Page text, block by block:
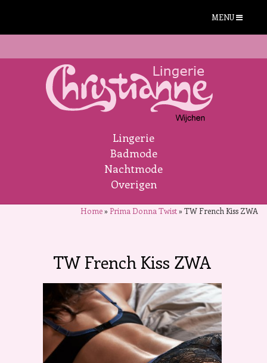
MENU
Lingerie
Badmode
Nachtmode
Overigen
Home»Prima Donna Twist»TW French Kiss ZWA
TW French Kiss ZWA